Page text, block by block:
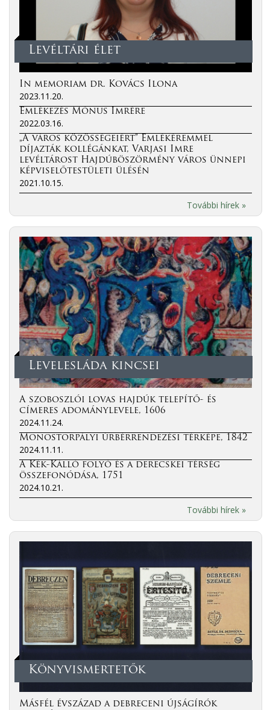
Levéltári élet
In memoriam dr. Kovács Ilona
2023.11.20.
Emlékezés Mónus Imrére
2022.03.16.
„A város közösségeiért” Emlékéremmel
díjazták kollégánkat, Varjasi Imre
levéltárost Hajdúböszörmény város ünnepi
képviselőtestületi ülésén
2021.10.15.
További hírek »
Levelesláda kincsei
A szoboszlói lovas hajdúk telepítő- és
címeres adománylevele, 1606
2024.11.24.
Monostorpályi úrbérrendezési térképe, 1842
2024.11.11.
A Kék-Kálló folyó és a derecskei térség
összefonódása, 1751
2024.10.21.
További hírek »
Könyvismertetők
Másfél évszázad a debreceni újságírók